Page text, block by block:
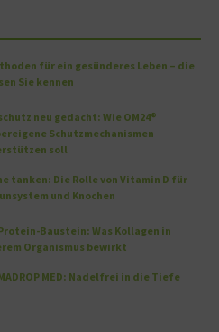
für ein gesünderes Leben – die
Sie kennen
neu gedacht: Wie OM24®
Schutzmechanismen
soll
tanken: Die Rolle von Vitamin D für
und Knochen
Baustein: Was Kollagen in
Organismus bewirkt
MED: Nadelfrei in die Tiefe